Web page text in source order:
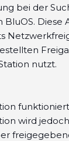
bei der
Diese
nutzt.
wird